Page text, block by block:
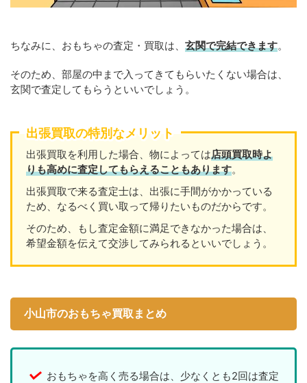
ちなみに、おもちゃの査定・買取は、 玄関で完結できます。
そのため、部屋の中まで入ってきてもらいたくない場合は、
玄関で査定してもらうといいでしょう。
出張買取の特別なメリット
出張買取を利用した場合、物によっては店頭買取時よ
りも高めに査定してもらえることもあります。
出張買取で来る査定士は、出張に手間がかかっている
ため、なるべく買い取って帰りたいものだからです。
そのため、もし査定金額に満足できなかった場合は、
希望金額を伝えて交渉してみられるといいでしょう。
小山市のおもちゃ買取まとめ
おもちゃを高く売る場合は、少なくとも2回は査定